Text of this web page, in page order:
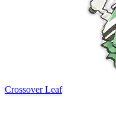
Crossover Leaf